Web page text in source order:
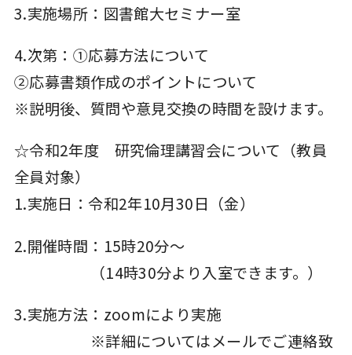
3.実施場所：図書館大セミナー室
4.次第：①応募方法について
②応募書類作成のポイントについて
※説明後、質問や意見交換の時間を設けます。
☆令和2年度 研究倫理講習会について（教員
全員対象）
1.実施日：令和2年10月30日（金）
2.開催時間：15時20分～
（14時30分より入室できます。）
3.実施方法：zoomにより実施
※詳細についてはメールでご連絡致